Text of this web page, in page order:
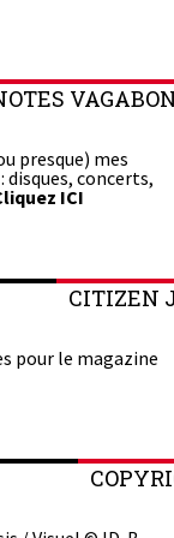
presque) mes
disques, concerts,
ICI
CITIZEN
pour le magazine